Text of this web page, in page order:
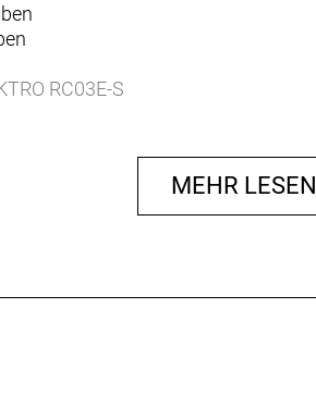
RC03E-S
MEHR LESEN